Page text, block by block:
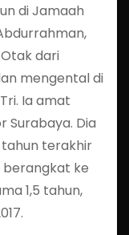
di Jamaah
dari
mengental di
Ia amat
Surabaya. Dia
terakhir
berangkat ke
1,5 tahun,